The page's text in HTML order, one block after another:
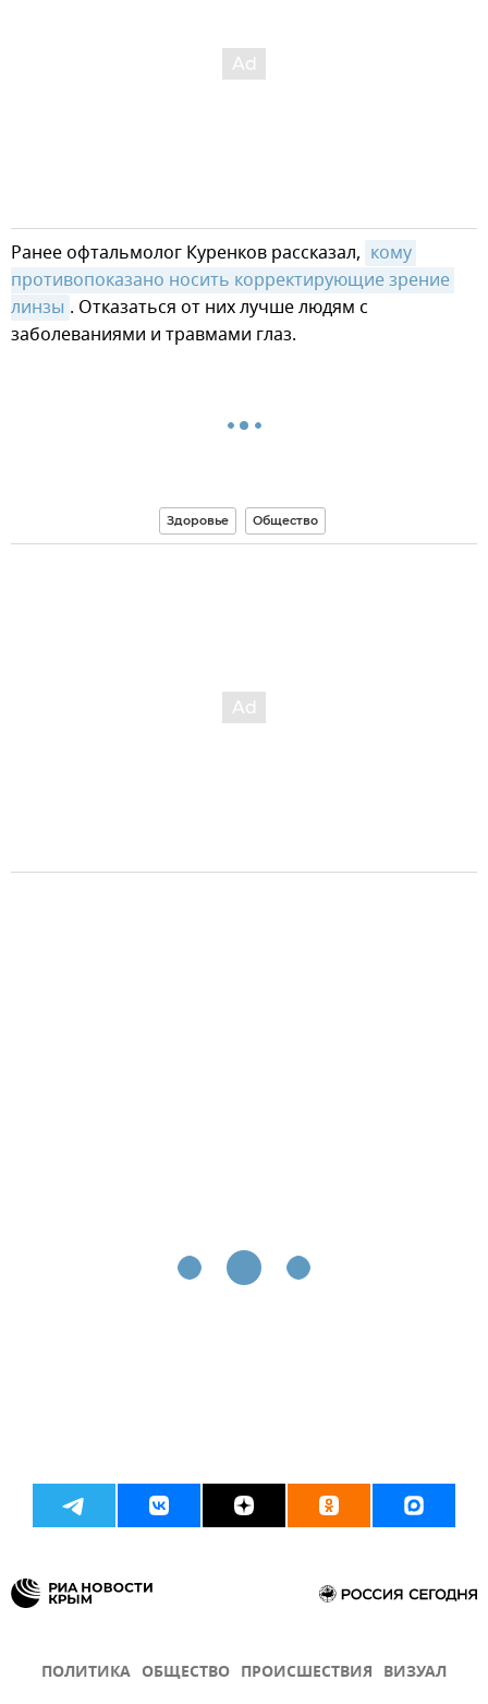
Ранее офтальмолог Куренков рассказал, кому
противопоказано носить корректирующие зрение
линзы . Отказаться от них лучше людям с
заболеваниями и травмами глаз.
Здоровье Общество
ПОЛИТИКА ОБЩЕСТВО ПРОИСШЕСТВИЯ ВИЗУАЛ